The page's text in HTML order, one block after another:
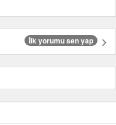
İlk yorumu sen yap